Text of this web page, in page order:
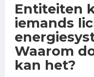
Entiteiten
iemands
Waarom
kan het?